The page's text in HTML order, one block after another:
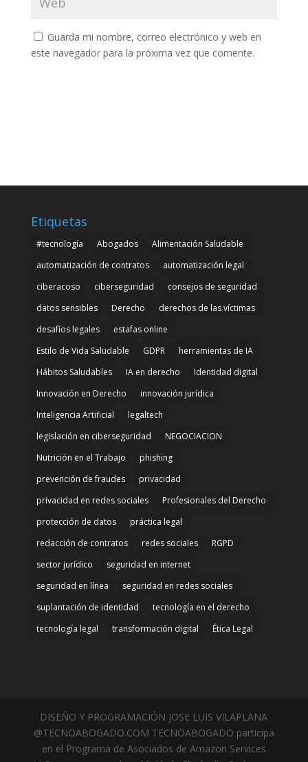
Guarda mi nombre, correo electrónico y web en
este navegador para la próxima vez que comente.
Etiquetas
#tecnología Abogados
Alimentación Saludable
automatización de contratos
automatización legal
ciberacoso
ciberseguridad
consejos de seguridad
datos sensibles
Derecho
derechos de las víctimas
desafíos legales
estafas online
Estilo de Vida Saludable
GDPR
herramientas de IA
Hábitos Saludables
IA en derecho
Identidad digital
Innovación en Derecho
innovación jurídica
Inteligencia Artificial
legaltech
legislación en ciberseguridad
NEGOCIACION
Nutrición en el Trabajo
phishing
prevención de fraudes
privacidad
privacidad en redes sociales
Profesionales del Derecho
protección de datos
práctica legal
redacción de contratos
redes sociales
RGPD
sector jurídico
seguridad en internet
seguridad en línea
seguridad en redes sociales
suplantación de identidad
tecnología en el derecho
tecnología legal
transformación digital Ética Legal
DISEÑO Y PROGRAMACIÓN JOSE LUIS VILAPLANA
@TECNOABOGADO.COM TECNOABOGADO participa
en el Programa de Asociados de Amazon Services